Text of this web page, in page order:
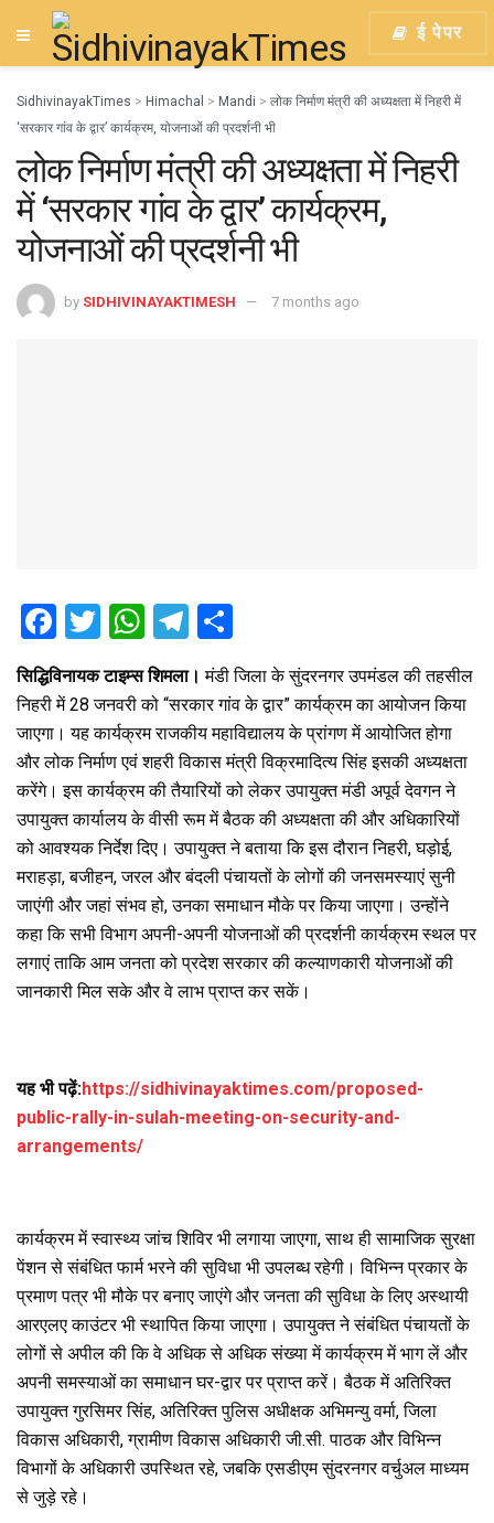
ई पेपर
SidhivinayakTimes > Himachal > Mandi > लोक निर्माण मंत्री की अध्यक्षता में निहरी में
‘सरकार गांव के द्वार’ कार्यक्रम, योजनाओं की प्रदर्शनी भी
लोक निर्माण मंत्री की अध्यक्षता में निहरी
में ‘सरकार गांव के द्वार’ कार्यक्रम,
योजनाओं की प्रदर्शनी भी
by SIDHIVINAYAKTIMESH 7 months ago
F
a
ce
b
o
o
k
T
tt
er
W
h
at
s
A
p
p
T
el
e
gr
a
m
h
ar
e
सिद्धिविनायक टाइम्स शिमला।मंडी जिला के सुंदरनगर उपमंडल की तहसील
निहरी में 28 जनवरी को “सरकार गांव के द्वार” कार्यक्रम का आयोजन किया
जाएगा। यह कार्यक्रम राजकीय महाविद्यालय के प्रांगण में आयोजित होगा
और लोक निर्माण एवं शहरी विकास मंत्री विक्रमादित्य सिंह इसकी अध्यक्षता
करेंगे। इस कार्यक्रम की तैयारियों को लेकर उपायुक्त मंडी अपूर्व देवगन ने
उपायुक्त कार्यालय के वीसी रूम में बैठक की अध्यक्षता की और अधिकारियों
को आवश्यक निर्देश दिए। उपायुक्त ने बताया कि इस दौरान निहरी, घड़ोई,
मराहड़ा, बजीहन, जरल और बंदली पंचायतों के लोगों की जनसमस्याएं सुनी
जाएंगी और जहां संभव हो, उनका समाधान मौके पर किया जाएगा। उन्होंने
कहा कि सभी विभाग अपनी-अपनी योजनाओं की प्रदर्शनी कार्यक्रम स्थल पर
लगाएं ताकि आम जनता को प्रदेश सरकार की कल्याणकारी योजनाओं की
जानकारी मिल सके और वे लाभ प्राप्त कर सकें।
यह भी पढ़ें:https://sidhivinayaktimes.com/proposed-
public-rally-in-sulah-meeting-on-security-and-
arrangements/
कार्यक्रम में स्वास्थ्य जांच शिविर भी लगाया जाएगा, साथ ही सामाजिक सुरक्षा
पेंशन से संबंधित फार्म भरने की सुविधा भी उपलब्ध रहेगी। विभिन्न प्रकार के
प्रमाण पत्र भी मौके पर बनाए जाएंगे और जनता की सुविधा के लिए अस्थायी
आरएलए काउंटर भी स्थापित किया जाएगा। उपायुक्त ने संबंधित पंचायतों के
लोगों से अपील की कि वे अधिक से अधिक संख्या में कार्यक्रम में भाग लें और
अपनी समस्याओं का समाधान घर-द्वार पर प्राप्त करें। बैठक में अतिरिक्त
उपायुक्त गुरसिमर सिंह, अतिरिक्त पुलिस अधीक्षक अभिमन्यु वर्मा, जिला
विकास अधिकारी, ग्रामीण विकास अधिकारी जी.सी. पाठक और विभिन्न
विभागों के अधिकारी उपस्थित रहे, जबकि एसडीएम सुंदरनगर वर्चुअल माध्यम
से जुड़े रहे।